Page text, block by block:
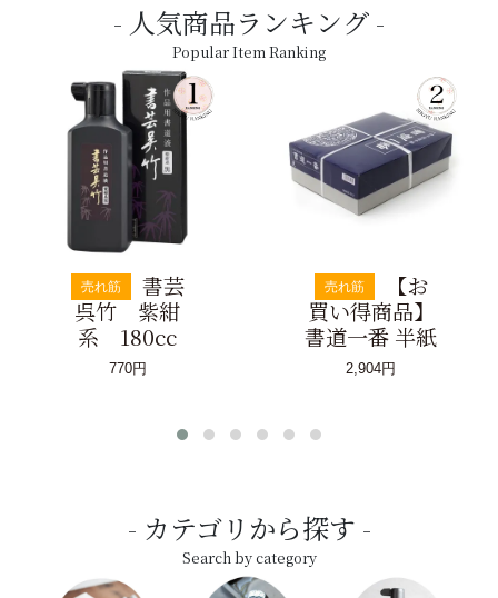
人気商品ランキング
Popular Item Ranking
売れ筋
書芸
呉竹 紫紺
系 180cc
770円
売れ筋
【お
買い得商品】
書道一番 半紙
2,904円
カテゴリから探す
Search by category